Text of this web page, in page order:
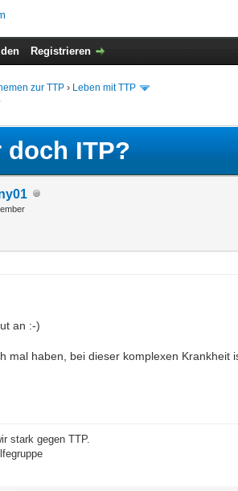
Registrieren
zur TTP › Leben mit TTP
doch ITP?
an :-)
mal haben, bei dieser komplexen Krankheit
stark gegen TTP.